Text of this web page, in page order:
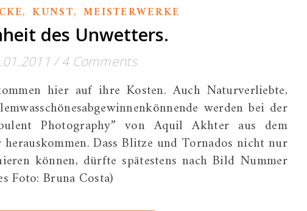
,KUNST, MEISTERWERKE
des Unwetters.
/ 4 Comments
hier auf ihre Kosten. Auch Naturverliebte,
werden bei der
Photography” von Aquil Akhter aus dem
Dass Blitze und Tornados nicht nur
können, dürfte spätestens nach Bild Nummer
Foto: Bruna Costa)